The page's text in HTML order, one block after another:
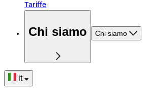
Tariffe
Chi siamo Chi siamo
it